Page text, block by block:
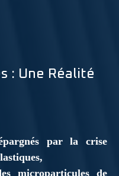
: Une Réalité
par la crise
microparticules de